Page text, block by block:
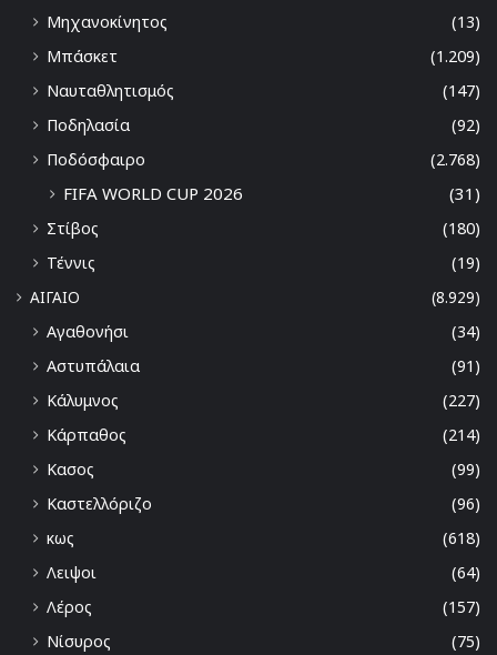
Μηχανοκίνητος
(13)
Μπάσκετ
(1.209)
Ναυταθλητισμός
(147)
Ποδηλασία
(92)
Ποδόσφαιρο
(2.768)
FIFA WORLD CUP 2026 (31)
Στίβος
(180)
Τέννις
(19)
ΑΙΓΑΙΟ
(8.929)
Αγαθονήσι
(34)
Αστυπάλαια
(91)
Κάλυμνος
(227)
Κάρπαθος
(214)
Κασος
(99)
Καστελλόριζο
(96)
κως
(618)
Λειψοι
(64)
Λέρος
(157)
Νίσυρος
(75)